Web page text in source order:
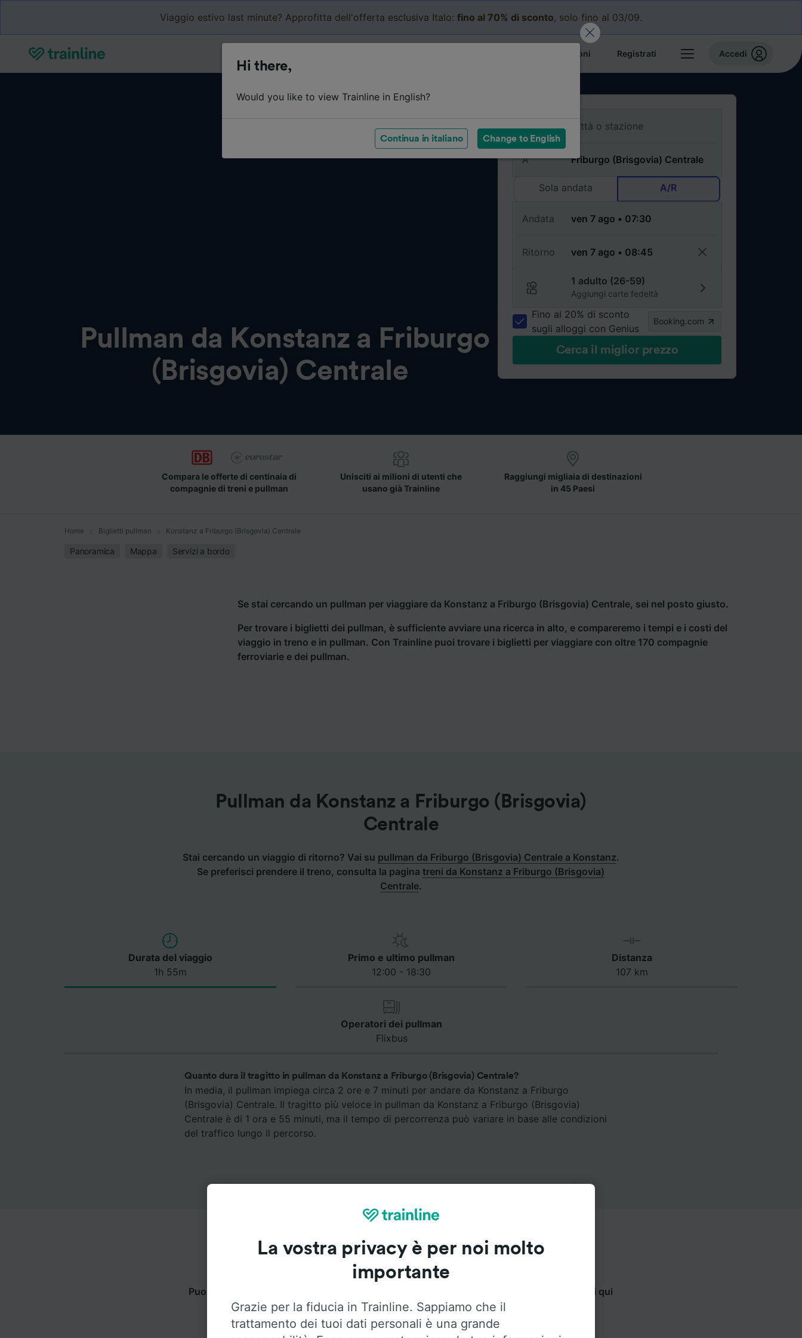
Viaggio estivo last minute? Approfitta dell'offerta esclusiva Italo: fino al 70% di sconto, solo fino al 03/09.
Le mie prenotazioni Registrati Accedi
Pullman da Konstanz a Friburgo
(Brisgovia) Centrale
Da
A
Sola andata A/R
Andata
Ritorno
1 adulto (26-59)
Aggiungi carte fedeltà
Fino al 20% di sconto
sugli alloggi con Genius
Booking.com
Cerca il miglior prezzo
Compara le offerte di centinaia di
compagnie di treni e pullman
Unisciti ai milioni di utenti che
usano già Trainline
Raggiungi migliaia di destinazioni
in 45 Paesi
Home Biglietti pullman Konstanz a Friburgo (Brisgovia) Centrale
Panoramica Mappa Servizi a bordo
Se stai cercando un pullman per viaggiare da Konstanz a Friburgo (Brisgovia) Centrale, sei nel posto giusto.
Per trovare i biglietti dei pullman, è sufficiente avviare una ricerca in alto, e compareremo i tempi e i costi del
viaggio in treno e in pullman. Con Trainline puoi trovare i biglietti per viaggiare con oltre 170 compagnie
ferroviarie e dei pullman.
Pullman da Konstanz a Friburgo (Brisgovia)
Centrale
Stai cercando un viaggio di ritorno? Vai su pullman da Friburgo (Brisgovia) Centrale a Konstanz.
Se preferisci prendere il treno, consulta la paginatreni da Konstanz a Friburgo (Brisgovia)
Centrale.
Durata del viaggio
1h 55m
Primo e ultimo pullman
12:00 - 18:30
Distanza
107 km
Operatori dei pullman
Flixbus
Quanto dura il tragitto in pullman da Konstanz a Friburgo (Brisgovia) Centrale?
In media, il pullman impiega circa 2 ore e 7 minuti per andare da Konstanz a Friburgo
(Brisgovia) Centrale. Il tragitto più veloce in pullman da Konstanz a Friburgo (Brisgovia)
Centrale è di 1 ora e 55 minuti, ma il tempo di percorrenza può variare in base alle condizioni
del traffico lungo il percorso.
Servizi a bordo
Puoi viaggiare da Konstanz a Friburgo (Brisgovia) Centrale con
. Utilizza le opzioni qui
sotto per trovare maggiori informazioni sui servizi a bordo.
Hi there,
Would you like to view Trainline in English?
Continua in italiano Change to English
La vostra privacy è per noi molto
importante
Grazie per la fiducia in Trainline. Sappiamo che il
trattamento dei tuoi dati personali è una grande